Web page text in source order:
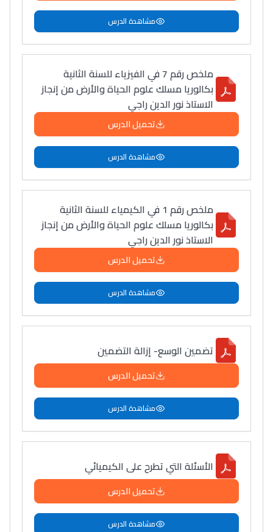
مشاهدة الدرس
ملخص رقم 7 في الفيزياء للسنة الثانية
بكالوريا مسلك علوم الحياة والأرض من إنجاز
الاستاذ نور الدين راجي
تحميل الدرس
مشاهدة الدرس
ملخص رقم 1 في الكيمياء للسنة الثانية
بكالوريا مسلك علوم الحياة والأرض من إنجاز
الاستاذ نور الدين راجي
تحميل الدرس
مشاهدة الدرس
تضمين الوسع- إزالة التضمين
تحميل الدرس
مشاهدة الدرس
الأسئلة التي تطرح على الكيميائي
تحميل الدرس
مشاهدة الدرس